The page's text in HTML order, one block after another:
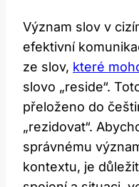
Význam slov v
efektivní
ze slov, které
slovo „reside“.
přeloženo do
„rezidovat“.
správnému
kontextu, je